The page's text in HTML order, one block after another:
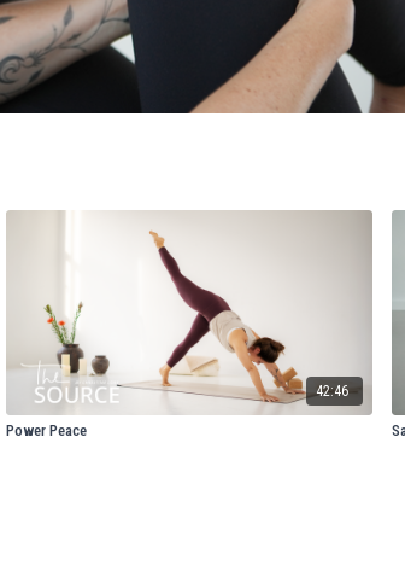
42:46
Power Peace